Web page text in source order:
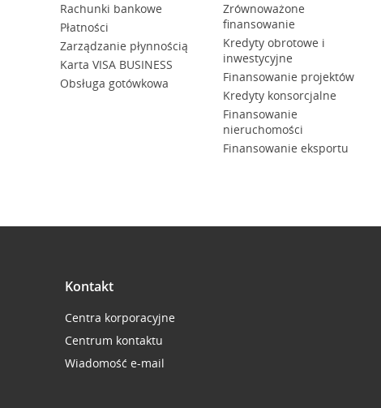
Rachunki bankowe
Płatności
Zarządzanie płynnością
Karta VISA BUSINESS
Obsługa gotówkowa
Zrównoważone
finansowanie
Kredyty obrotowe i
inwestycyjne
Finansowanie projektów
Kredyty konsorcjalne
Finansowanie
nieruchomości
Finansowanie eksportu
Kontakt
Centra korporacyjne
Centrum kontaktu
Wiadomość e-mail